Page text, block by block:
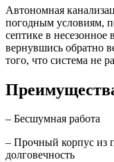
Автономная
погодным условиям,
септике в несезонное
вернувшись обратно
того, что система не
– Бесшумная работа
– Прочный корпус из
долговечность